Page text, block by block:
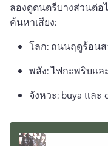
ลองดูดนตรีบางส่วนต่
ค้นหาเสียง:
โลก: ถนนฤดูร้อน
พลัง: ไฟกะพริบแล
จังหวะ: buya และ